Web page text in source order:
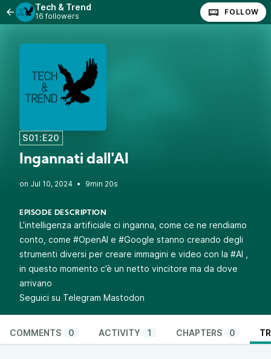
Tech & Trend
16 followers FOLLOW
S01:E20
Ingannati dall'AI
• 9min 20s
EPISODE DESCRIPTION
L’intelligenza artificiale ci inganna, come ce ne rendiamo
conto, come #OpenAI e #Google stanno creando degli
strumenti diversi per creare immagini e video con la #AI ,
in questo momento c’è un netto vincitore ma da dove
arrivano
Seguici su Telegram Mastodon
COMMENTS 0 ACTIVITY 1 CHAPTERS 0